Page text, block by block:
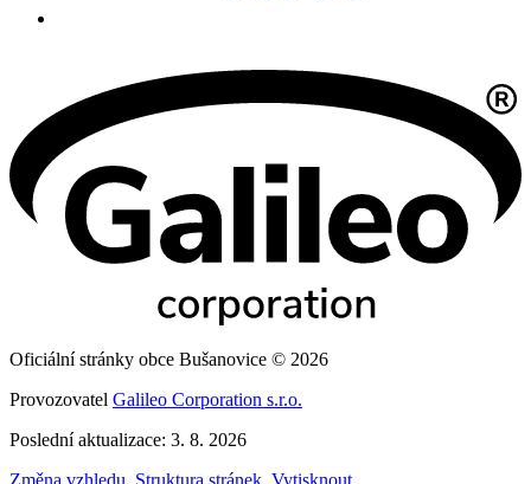
Oficiální stránky obce Bušanovice © 2026
Provozovatel Galileo Corporation s.r.o.
Poslední aktualizace: 3. 8. 2026
Změna vzhledu, Struktura stránek, Vytisknout